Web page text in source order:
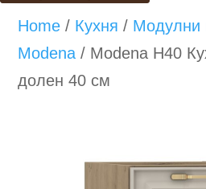
Home / Кухня / Модулни
Modena / Modena H40
долен 40 см